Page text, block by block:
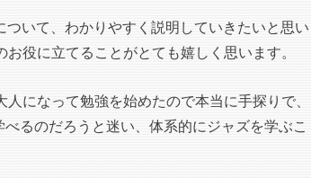
いて、わかりやすく説明していきたいと思い
役に立てることがとても嬉しく思います。
になって勉強を始めたので本当に手探りで、
るのだろうと迷い、体系的にジャズを学ぶこ